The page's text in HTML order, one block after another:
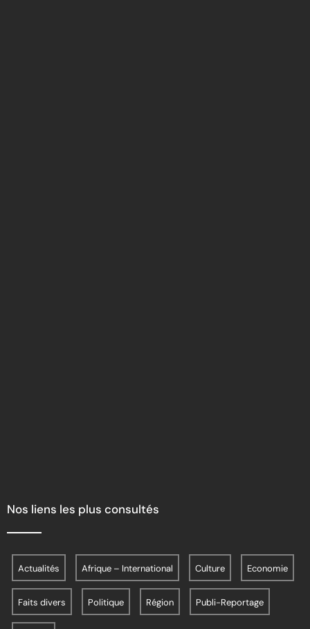
Nos liens les plus consultés
Actualités Afrique – International Culture Economie
Faits divers Politique Région Publi-Reportage